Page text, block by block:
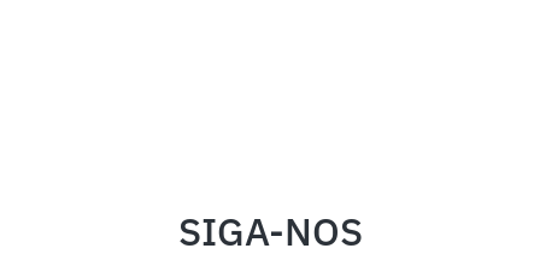
SIGA-NOS